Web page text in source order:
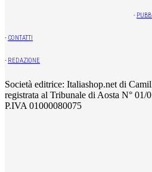
-
- CONTATTI
- REDAZIONE
Società editrice: Italiashop.net di
registrata al Tribunale di Aosta N° 01/
P.IVA 01000080075